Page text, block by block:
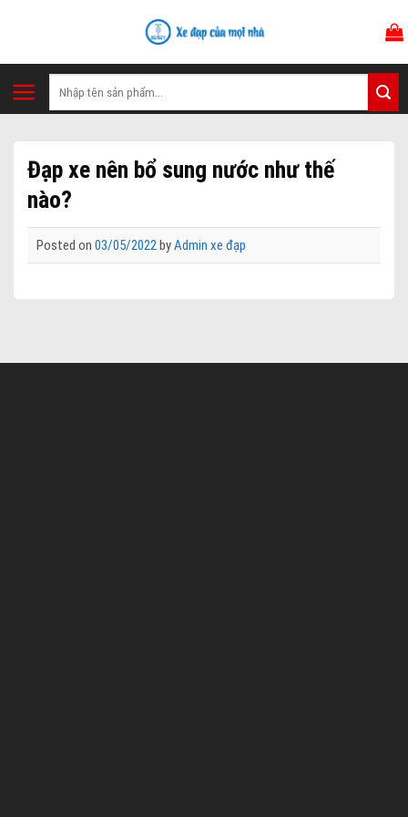
Tìm
kiếm:
Đạp xe nên bổ sung nước như thế
nào?
Posted on 03/05/2022byAdmin xe đạp